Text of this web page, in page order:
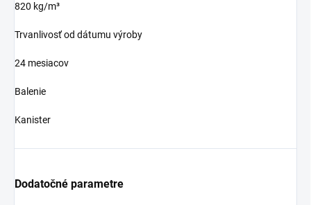
820 kg/m³
Trvanlivosť od dátumu výroby
24 mesiacov
Balenie
Kanister
Dodatočné parametre